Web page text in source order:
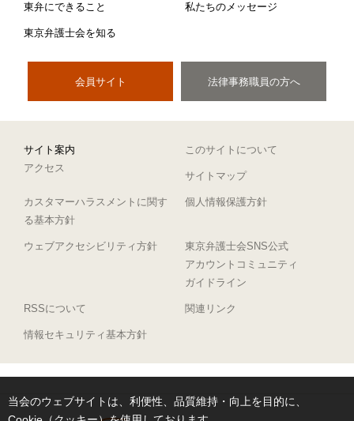
当会のウェブサイトは、利便性、品質維持・向上を目的に、
東弁にできること 私たちのメッセージ
東京弁護士会を知る
会員サイト 法律事務職員の方へ
サイト案内
このサイトについて
アクセス
サイトマップ
カスタマーハラスメントに関す
る基本方針
個人情報保護方針
ウェブアクセシビリティ方針
東京弁護士会SNS公式
アカウントコミュニティ
ガイドライン
RSSについて 関連リンク
情報セキュリティ基本方針